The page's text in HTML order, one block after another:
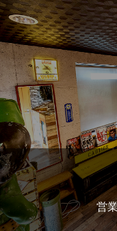
営